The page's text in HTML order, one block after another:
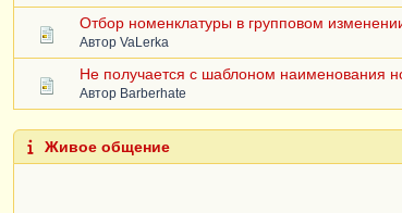
Отбор номенклатуры в групповом
Автор VaLerka
Не получается с шаблоном наименования
Автор Barberhate
Живое общение